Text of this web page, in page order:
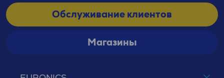
Обслуживание клиентов
Магазины